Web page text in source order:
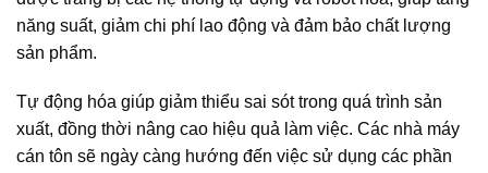
năng suất, giảm chi phí lao động và đảm bảo chất lượng
sản phẩm.
Tự động hóa giúp giảm thiểu sai sót trong quá trình sản
xuất, đồng thời nâng cao hiệu quả làm việc. Các nhà máy
cán tôn sẽ ngày càng hướng đến việc sử dụng các phần